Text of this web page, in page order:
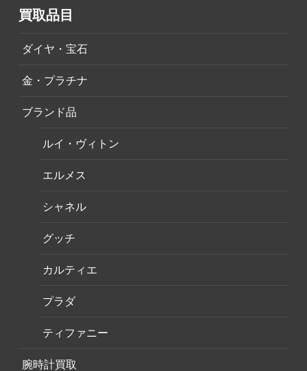
買取品目
ダイヤ・宝石
金・プラチナ
ブランド品
ルイ・ヴィトン
エルメス
シャネル
グッチ
カルティエ
プラダ
ティファニー
腕時計買取